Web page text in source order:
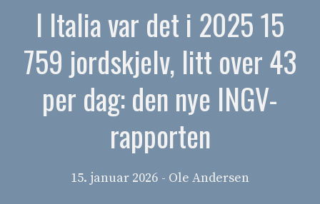
I Italia var det i 2025 15
759 jordskjelv, litt over 43
per dag: den nye INGV-
rapporten
15. januar 2026 - Ole Andersen